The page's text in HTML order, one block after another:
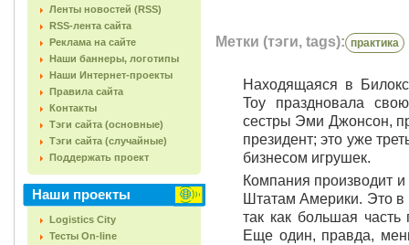
Ленты новостей (RSS)
RSS-лента сайта
Реклама на сайте
Наши баннеры, логотипы
Наши Интернет-проекты
Правила сайта
Контакты
Тэги сайта (основные)
Тэги сайта (случайные)
Поддержать проект
Наши проекты
Logistics City
Тесты On-line
Метки (тэги, tags): практика
Находящаяся в
Toy праздновала
сестры Эми Джонсон,
президент; это уже
бизнесом игрушек.
Компания производит
Штатам Америки. Это в
так как большая
Еще один, правда,